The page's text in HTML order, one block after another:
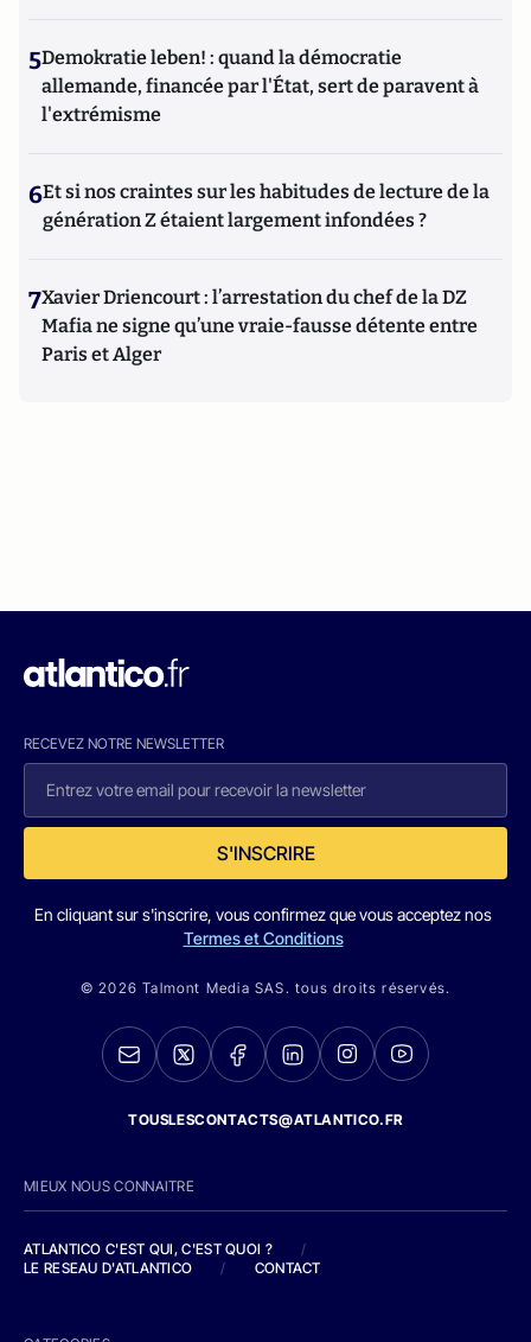
5Demokratie leben! : quand la démocratie
allemande, financée par l'État, sert de paravent à
l'extrémisme
6Et si nos craintes sur les habitudes de lecture de la
génération Z étaient largement infondées ?
7Xavier Driencourt : l’arrestation du chef de la DZ
Mafia ne signe qu’une vraie-fausse détente entre
Paris et Alger
RECEVEZ NOTRE NEWSLETTER
S'INSCRIRE
En cliquant sur s'inscrire, vous confirmez que vous acceptez nos
Termes et Conditions
© 2026 Talmont Media SAS. tous droits réservés.
TOUSLESCONTACTS@ATLANTICO.FR
MIEUX NOUS CONNAITRE
ATLANTICO C'EST QUI, C'EST QUOI ?
/
LE RESEAU D'ATLANTICO
/ CONTACT